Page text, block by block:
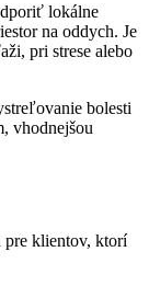
lokálne
na oddych. Je
pri strese alebo
bolesti
vhodnejšou
pre klientov, ktorí